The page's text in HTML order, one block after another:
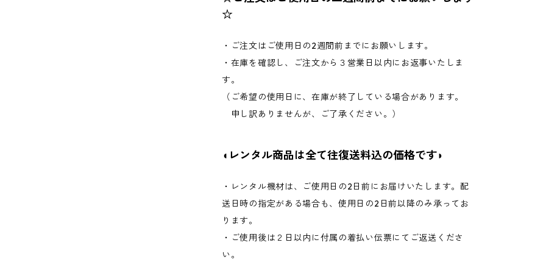
☆
・ご注文はご使用日の2週間前までにお願いします。
・在庫を確認し、ご注文から３営業日以内にお返事いたしま
す。
（ご希望の使用日に、在庫が終了している場合があります。
申し訳ありませんが、ご了承ください。）
◖レンタル商品は全て往復送料込の価格です◗
・レンタル機材は、ご使用日の2日前にお届けいたします。配
送日時の指定がある場合も、使用日の2日前以降のみ承ってお
ります。
・ご使用後は２日以内に付属の着払い伝票にてご返送くださ
い。